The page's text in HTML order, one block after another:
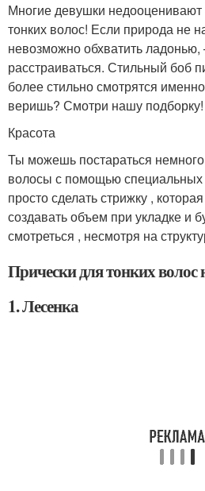
Многие девушки
тонких волос! Если природа не
невозможно обхватить
расстраиваться. Стильный боб
более стильно смотрятся
веришь? Смотри нашу подборку!
Красота
Ты можешь постараться немного
волосы с помощью
просто сделать стрижку ,
создавать объем при укладке и
смотреться , несмотря на
Прически для тонких
1. Лесенка